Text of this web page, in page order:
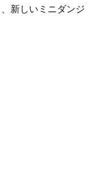
新しいミニダンジ